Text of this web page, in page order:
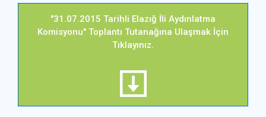
"31.07.2015 Tarihli Elazığ İli Aydınlatma
Komisyonu" Toplantı Tutanağına Ulaşmak İçin
Tıklayınız.